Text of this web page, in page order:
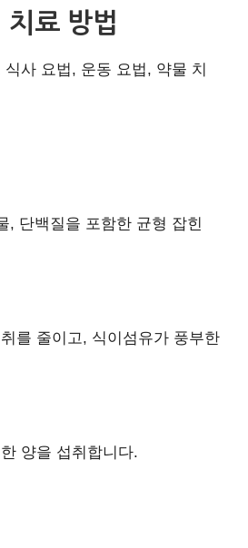
치료 방법
사 요법, 운동 요법, 약물 치
, 단백질을 포함한 균형 잡힌
를 줄이고, 식이섬유가 풍부한
양을 섭취합니다.